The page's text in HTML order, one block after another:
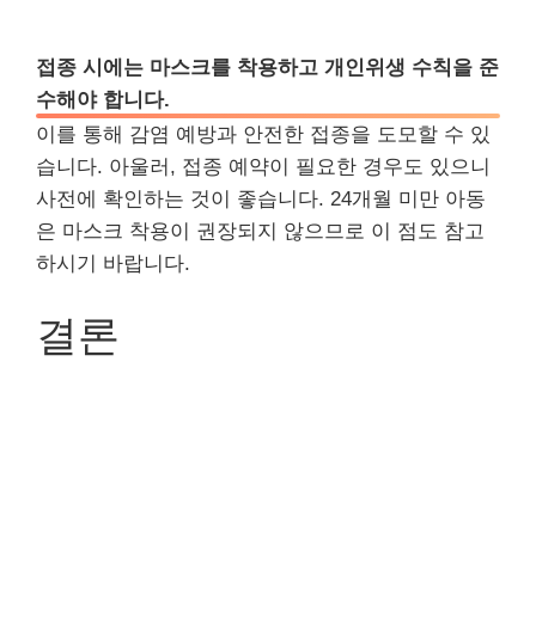
접종 시에는 마스크를 착용하고 개인위생 수칙을 준
수해야 합니다.
이를 통해 감염 예방과 안전한 접종을 도모할 수 있
습니다. 아울러, 접종 예약이 필요한 경우도 있으니
사전에 확인하는 것이 좋습니다. 24개월 미만 아동
은 마스크 착용이 권장되지 않으므로 이 점도 참고
하시기 바랍니다.
결론